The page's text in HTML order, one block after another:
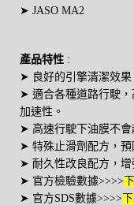
➤ JASO MA2
產品特性 :
➤ 良好的引擎清潔效果
➤ 適合各種道路行駛，
加速性。
➤ 高速行駛下油膜不會
➤ 特殊止滑劑配方，預
➤ 耐久性改良配方，增
➤ 官方檢驗數據>>>>
➤ 官方SDS數據>>>>